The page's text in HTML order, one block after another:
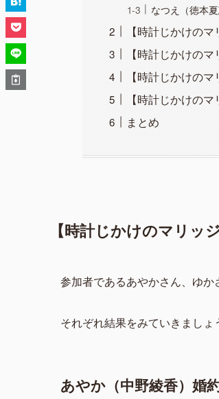
なつえ（徳本
【時計じかけの
【時計じかけの
【時計じかけの
【時計じかけの
まとめ
【時計じかけのマリッ
参加者であるあやかさん、ゆか
それぞれ結果をみていきましょ
あやか（中野綾香）婚